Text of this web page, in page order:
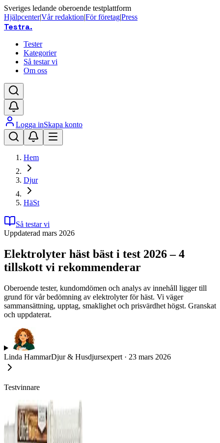
Sveriges ledande oberoende testplattform
Hjälpcenter|Vår redaktion|För företag|Press
Testra.
Tester
Kategorier
Så testar vi
Om oss
Logga inSkapa konto
Hem
Djur
HäSt
Så testar vi
Uppdaterad mars 2026
Elektrolyter häst bäst i test 2026 – 4
tillskott vi rekommenderar
Oberoende tester, kundomdömen och analys av innehåll ligger till
grund för vår bedömning av elektrolyter för häst. Vi väger
sammansättning, upptag, smaklighet och prisvärdhet högst. Granskat
och uppdaterat.
Linda HammarDjur & Husdjursexpert · 23 mars 2026
Testvinnare